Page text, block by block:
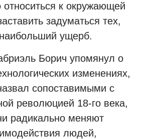
относиться к окружающей
задуматься тех,
ущерб.
Борич упомянул о
изменениях,
сопоставимыми с
революцией 18-го века,
радикально меняют
людей,